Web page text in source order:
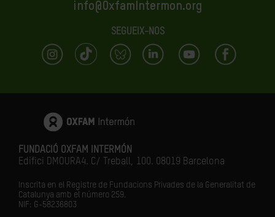
info@OxfamIntermon.org
SEGUEIX-NOS
FUNDACIÓ OXFAM INTERMÓN
Edifici DMOURA4. C/ Treball, 100. 08019 Barcelona
Inscrita en el Registre de Fundacions Privades de la Generalitat de
Catalunya amb el número 259.
NIF: G-58236803